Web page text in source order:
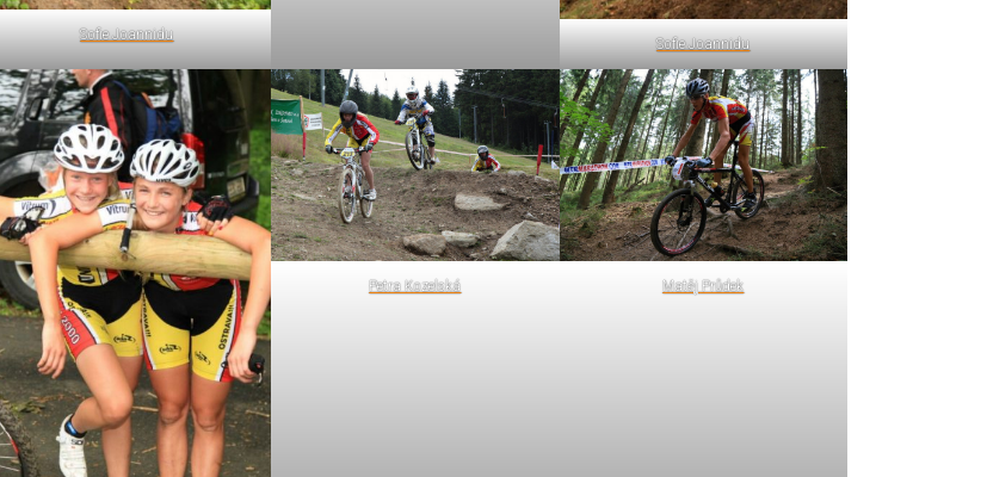
Sofie Joannidu
Sofie Joannidu
Petra Kozelská Matěj Průdek